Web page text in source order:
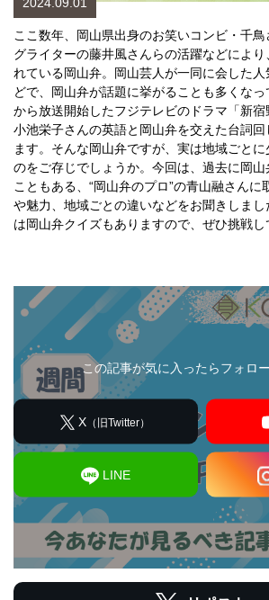
2024.09.01
ここ数年、岡山県出身のお笑いコンビ・千
グライターの藤井風さんらの活躍などにより
れている岡山弁。岡山芸人が一同に会した
どで、岡山弁が話題に挙がることも多くな
から放送開始したフジテレビのドラマ「新
小池栄子さんの英語と岡山弁を交えた台詞
ます。そんな岡山弁ですが、実は地域ごと
のをご存じでしょうか。今回は、過去に岡
こともある、“岡山弁のプロ”の青山融さんに
や魅力、地域ごとの違いなどをお聞きしま
は岡山弁クイズもありますので、ぜひ挑戦
この記事が気に入ったらフォロ
X （旧Twitter）
LINE